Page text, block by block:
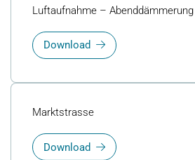
Luftaufnahme – Abenddämmerung
Download
Marktstrasse
Download